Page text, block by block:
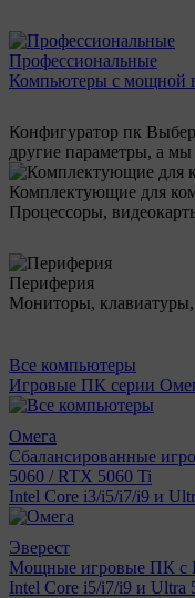
Профессиональные
Компьютеры с мощной
Конфигуратор пк
другие параметры, а
Комплектующие для
Процессоры,
Периферия
Мониторы,
Все компьютеры
Игровые ПК серии
Омега
Сбалансированные
5060 / RTX 5060 Ti
Intel Core i3/i5/i7/i9 и
Эверест
Мощные игровые ПК с
Intel Core i5/i7/i9 и Ultra